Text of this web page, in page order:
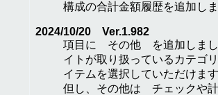
構成の合計金額履歴を追加しま
2024/10/20 Ver.1.982
項目に その他 を追加しま
イトが取り扱っているカテゴ
イテムを選択していただけます
但し、その他は チェックや